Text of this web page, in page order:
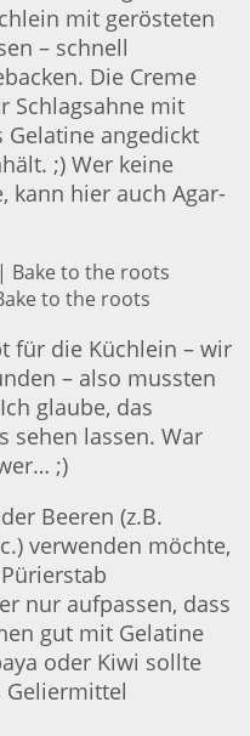
mit gerösteten
– schnell
Die Creme
Schlagsahne mit
Gelatine angedickt
;) Wer keine
kann hier auch Agar-
to the roots
für die Küchlein – wir
– also mussten
glaube, das
sehen lassen. War
;)
Beeren (z.B.
verwenden möchte,
nur aufpassen, dass
gut mit Gelatine
oder Kiwi sollte
Geliermittel